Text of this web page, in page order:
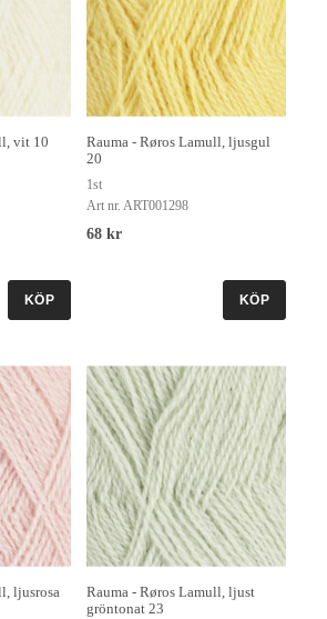
vit 10
KÖP
Rauma - Røros Lamull, ljusgul
20
1st
Art nr. ART001298
68 kr
KÖP
ljusrosa
Rauma - Røros Lamull, ljust
gröntonat 23